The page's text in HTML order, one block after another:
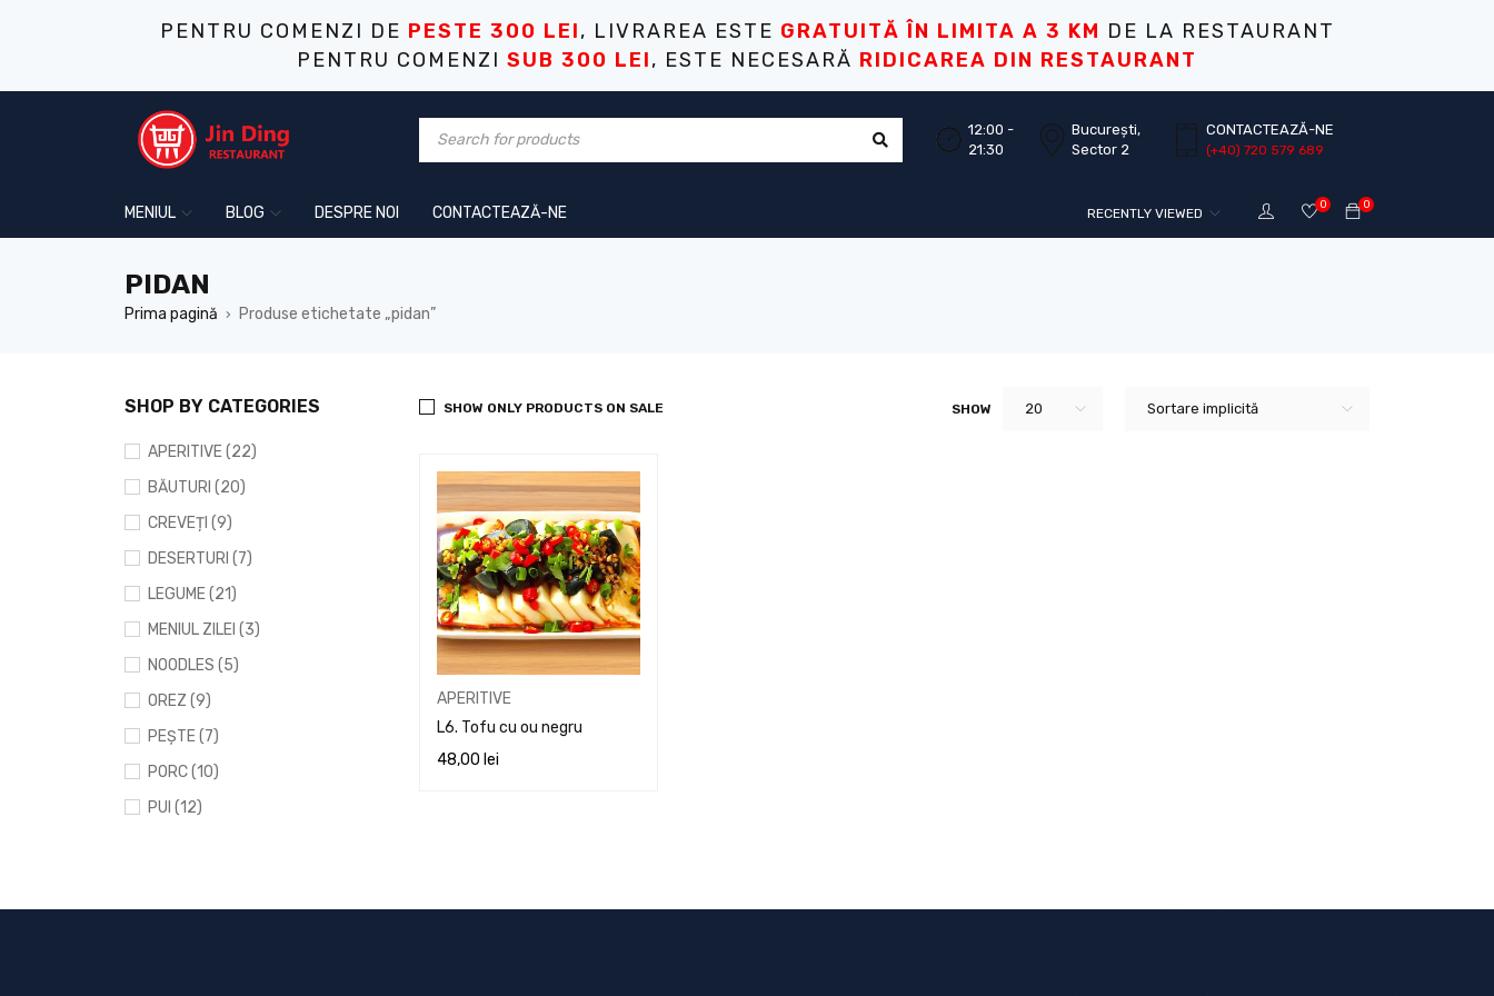
PENTRU COMENZI DE PESTE 300 LEI, LIVRAREA ESTE GRATUITĂ ÎN LIMITA A 3 KM DE LA RESTAURANT
PENTRU COMENZI SUB 300 LEI, ESTE NECESARĂ RIDICAREA DIN RESTAURANT
12:00 -
21:30
București,
Sector 2
CONTACTEAZĂ-NE
(+40) 720 579 689
MENIUL BLOG DESPRE NOI CONTACTEAZĂ-NE 0
0
RECENTLY VIEWED
PIDAN
Prima pagină › Produse etichetate „pidan”
SHOP BY CATEGORIES
APERITIVE (22)
BĂUTURI (20)
CREVEȚI (9)
DESERTURI (7)
LEGUME (21)
MENIUL ZILEI (3)
NOODLES (5)
OREZ (9)
PEȘTE (7)
PORC (10)
PUI (12)
SPECIALITĂȚI (12)
Sortare implicită
SHOW 20
SHOW ONLY PRODUCTS ON SALE
APERITIVE
L6. Tofu cu ou negru
48,00 lei